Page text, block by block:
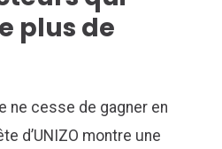
plus de
ne cesse de gagner en
d’UNIZO montre une